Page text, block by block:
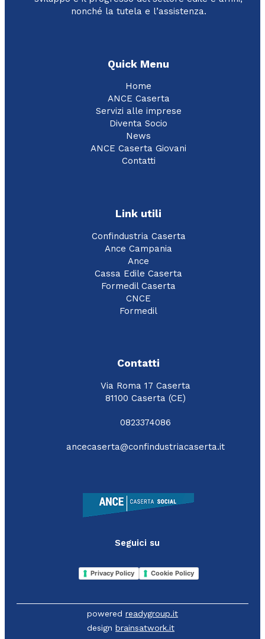
nonché la tutela e l’assistenza.
Quick Menu
Home
ANCE Caserta
Servizi alle imprese
Diventa Socio
News
ANCE Caserta Giovani
Contatti
Link utili
Confindustria Caserta
Ance Campania
Ance
Cassa Edile Caserta
Formedil Caserta
CNCE
Formedil
Contatti
Via Roma 17 Caserta
81100 Caserta (CE)
0823374086
ancecaserta@confindustriacaserta.it
Seguici su
Privacy Policy Cookie Policy
powered readygroup.it
design brainsatwork.it